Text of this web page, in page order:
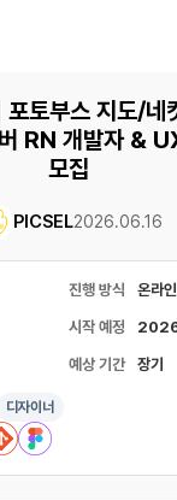
토부스 지도/네
RN 개발자 &
모집
PICSEL2026.06.16
진행 방식 온라인
시작 예정
예상 기간 장기
디자이너